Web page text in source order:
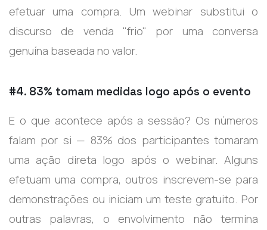
efetuar uma compra. Um webinar substitui o
discurso de venda "frio" por uma conversa
genuína baseada no valor.
#4. 83% tomam medidas logo após o evento
E o que acontece após a sessão? Os números
falam por si — 83% dos participantes tomaram
uma ação direta logo após o webinar. Alguns
efetuam uma compra, outros inscrevem-se para
demonstrações ou iniciam um teste gratuito. Por
outras palavras, o envolvimento não termina